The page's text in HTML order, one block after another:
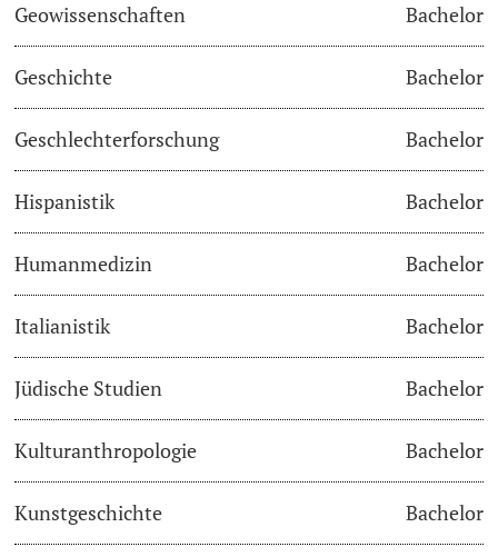
Student Advice Center
Funding
Career Counseling
Social Services & Health Care
Inclusive University
Support Services Guide
Learning & Teaching
Geowissenschaften Bachelor
Geschichte Bachelor
Geschlechterforschung Bachelor
Hispanistik Bachelor
Humanmedizin Bachelor
Italianistik Bachelor
Jüdische Studien Bachelor
Kulturanthropologie Bachelor
Kunstgeschichte Bachelor